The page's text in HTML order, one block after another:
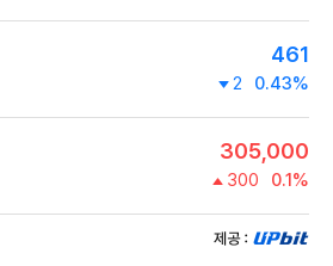
461
2 0.43%
305,000
300 0.1%
제공:UPbit